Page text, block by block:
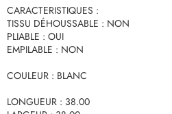
CARACTERISTIQUES :
TISSU DÉHOUSSABLE : NON
PLIABLE : OUI
EMPILABLE : NON
COULEUR : BLANC
LONGUEUR : 38.00